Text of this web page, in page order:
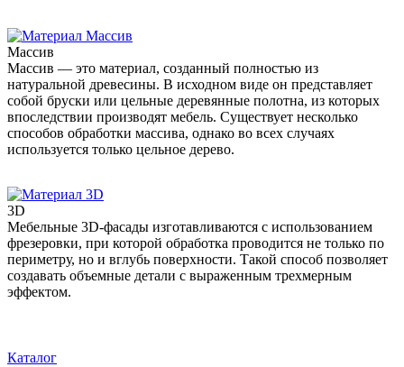
Массив
Массив — это материал, созданный полностью из
натуральной древесины. В исходном виде он представляет
собой бруски или цельные деревянные полотна, из которых
впоследствии производят мебель. Существует несколько
способов обработки массива, однако во всех случаях
используется только цельное дерево.
3D
Мебельные 3D-фасады изготавливаются с использованием
фрезеровки, при которой обработка проводится не только по
периметру, но и вглубь поверхности. Такой способ позволяет
создавать объемные детали с выраженным трехмерным
эффектом.
Каталог